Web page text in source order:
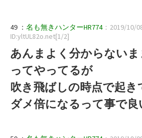
49 ： 名も無きハンターHR774：2019/10/
ID:yltUL82o.net[1/2]
あんまよく分からない
ってやってるが
吹き飛ばしの時点で起
ダメ倍になるって事で良